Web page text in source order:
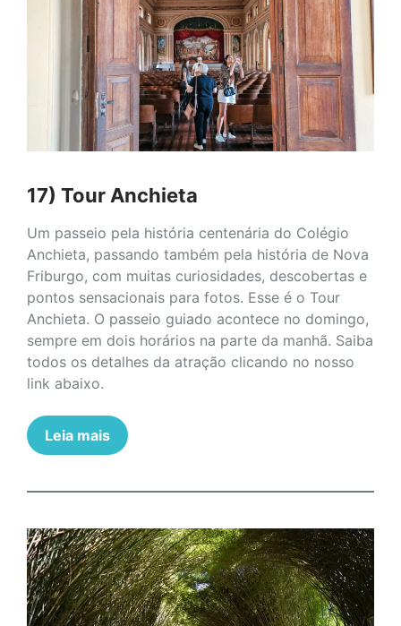
17) Tour Anchieta
Um passeio pela história centenária do Colégio
Anchieta, passando também pela história de Nova
Friburgo, com muitas curiosidades, descobertas e
pontos sensacionais para fotos. Esse é o Tour
Anchieta. O passeio guiado acontece no domingo,
sempre em dois horários na parte da manhã. Saiba
todos os detalhes da atração clicando no nosso
link abaixo.
Leia mais